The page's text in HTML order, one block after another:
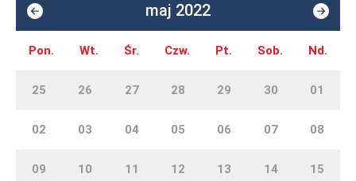
maj 2022
Pon. Wt. Śr. Czw. Pt. Sob. Nd.
25 26 27 28 29 30 01
02 03 04 05 06 07 08
09 10 11 12 13 14 15